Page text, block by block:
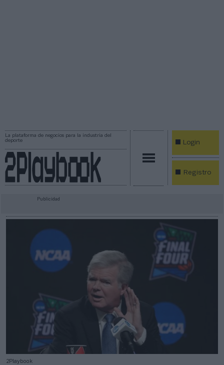
La plataforma de negocios para la industria del
deporte
Login
Registro
Publicidad
2Playbook